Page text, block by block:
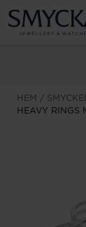
HEM
HEAVY RINGS